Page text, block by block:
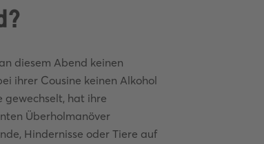
diesem Abend keinen
ihrer Cousine keinen Alkohol
gewechselt, hat ihre
Überholmanöver
Hindernisse oder Tiere auf